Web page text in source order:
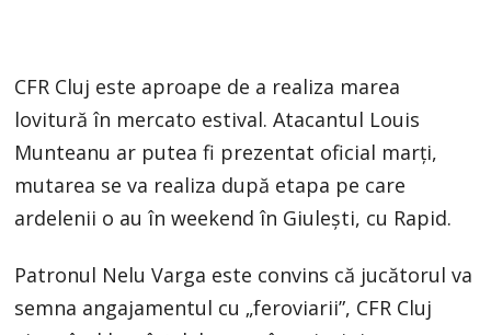
CFR Cluj este aproape de a realiza marea
lovitură în mercato estival. Atacantul Louis
Munteanu ar putea fi prezentat oficial marți,
mutarea se va realiza după etapa pe care
ardelenii o au în weekend în Giulești, cu Rapid.
Patronul Nelu Varga este convins că jucătorul va
semna angajamentul cu „feroviarii”, CFR Cluj